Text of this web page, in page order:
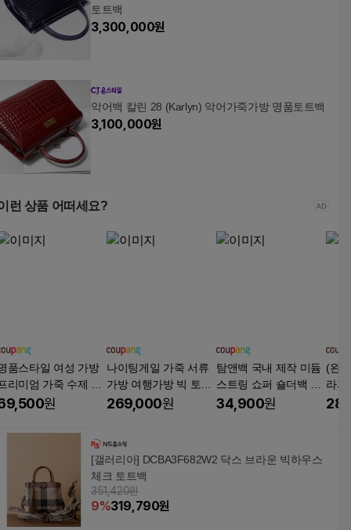
토트백
3,300,000원
악어백 칼린 28 (Karlyn) 악어가죽가방 명품토트백
3,100,000원
런 상품 어떠세요?
품스타일 여성 가방
리미엄 가죽 수제 위
빅사이즈 쇼퍼백
원
나이팅게일 가죽 서류
가방 여행가방 빅 토트
백 중고 정품 명품 가방
269,000원
탐앤백 국내 제작 미듐
스트링 쇼퍼 숄더백 호
피 캔버스 여성 가방 레
34,900원
(완
라피
백
[갤러리아] DCBA3F682W2 닥스 브라운 빅하우스
체크 토트백
351,420원
9%319,790원